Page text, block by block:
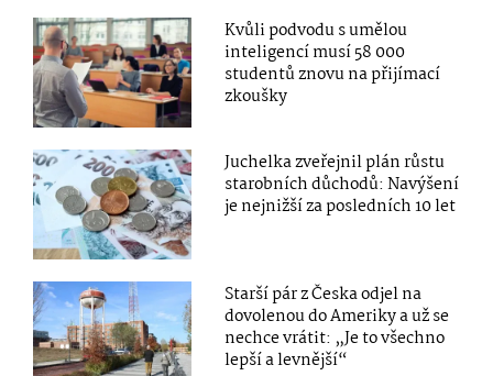
Kvůli podvodu s umělou
inteligencí musí 58 000
studentů znovu na přijímací
zkoušky
Juchelka zveřejnil plán růstu
starobních důchodů: Navýšení
je nejnižší za posledních 10 let
Starší pár z Česka odjel na
dovolenou do Ameriky a už se
nechce vrátit: „Je to všechno
lepší a levnější“